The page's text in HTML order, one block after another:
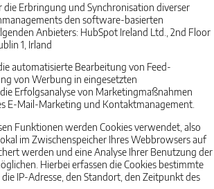
die Erbringung und Synchronisation diverser
den software-basierten
Anbieters: HubSpot Ireland Ltd., 2nd Floor
1, Irland
automatisierte Bearbeitung von Feed-
von Werbung in eingesetzten
Erfolgsanalyse von Marketingmaßnahmen
E-Mail-Marketing und Kontaktmanagement.
Funktionen werden Cookies verwendet, also
im Zwischenspeicher Ihres Webbrowsers auf
werden und eine Analyse Ihrer Benutzung der
Hierbei erfassen die Cookies bestimmte
IP-Adresse, den Standort, den Zeitpunkt des